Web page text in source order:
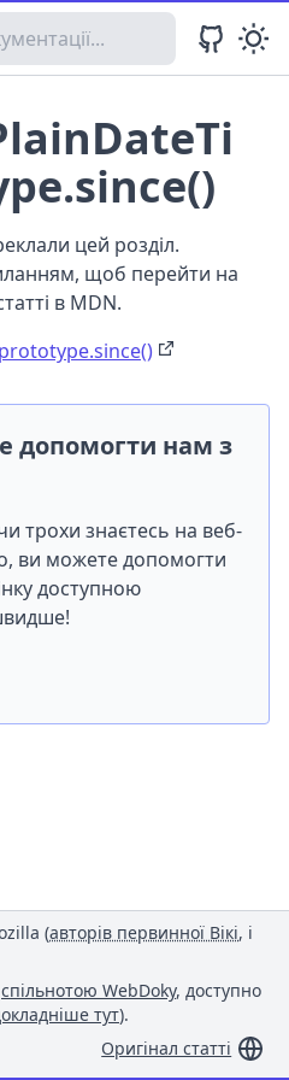
цей розділ.
щоб перейти на
в MDN.
допомогти нам з
трохи знаєтесь на веб-
ви можете допомогти
доступною
(авторів первинної Вікі, і
спільнотою WebDoky, доступно
тут).
Оригінал статті